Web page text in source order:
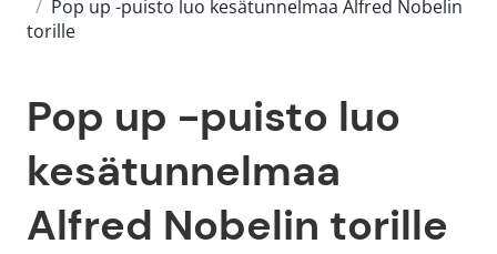
/ Pop up -puisto luo kesätunnelmaa Alfred Nobelin
torille
Pop up -puisto luo
kesätunnelmaa
Alfred Nobelin torille